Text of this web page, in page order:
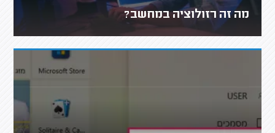
מה זה רזולוציה במחשב?